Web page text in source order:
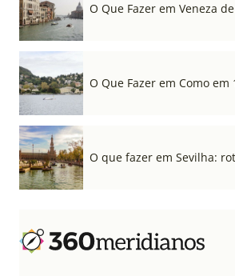
O Que Fazer em Veneza
O Que Fazer em Como
O que fazer em Sevilha: